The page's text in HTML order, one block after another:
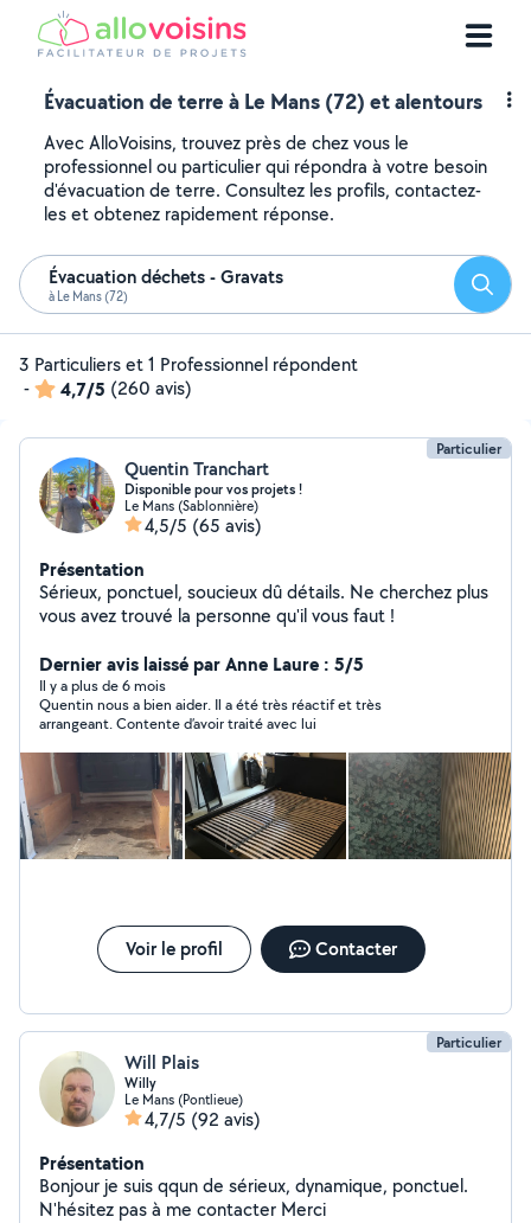
Évacuation de terre à Le Mans (72) et alentours
Avec AlloVoisins, trouvez près de chez vous le
professionnel ou particulier qui répondra à votre besoin
d'évacuation de terre. Consultez les profils, contactez-
les et obtenez rapidement réponse.
Évacuation déchets - Gravats
à Le Mans (72)
3 Particuliers et 1 Professionnel répondent
-
4,7/5 (260 avis)
Particulier
Quentin Tranchart
Disponible pour vos projets !
Le Mans (Sablonnière)
4,5/5 (65 avis)
Présentation
Sérieux, ponctuel, soucieux dû détails. Ne cherchez plus
vous avez trouvé la personne qu'il vous faut !
Dernier avis laissé par Anne Laure : 5/5
Il y a plus de 6 mois
Quentin nous a bien aider. Il a été très réactif et très
arrangeant. Contente d’avoir traité avec lui
Voir le profil Contacter
Particulier
Will Plais
Willy
Le Mans (Pontlieue)
4,7/5 (92 avis)
Présentation
Bonjour je suis qqun de sérieux, dynamique, ponctuel.
N'hésitez pas à me contacter Merci